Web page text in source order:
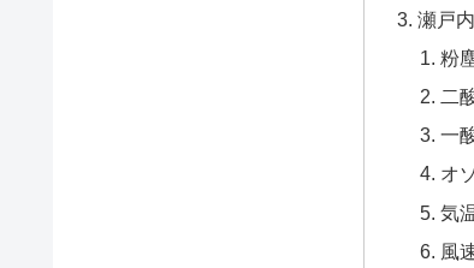
瀬戸
粉
二
一
オ
気
風